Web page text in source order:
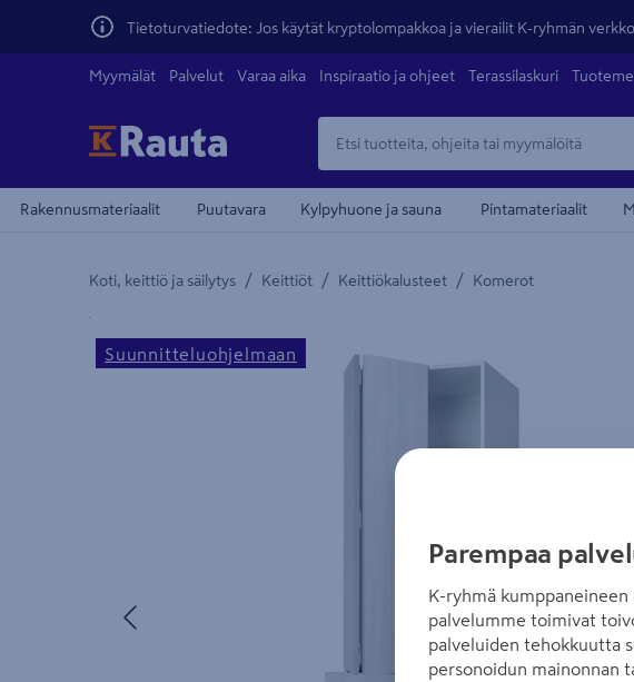
Tietoturvatiedote: Jos käytät kryptolompakkoa ja vierailit K-ryhmän
Myymälät Palvelut Varaa aika Inspiraatio ja ohjeet Terassilaskuri
Rakennusmateriaalit Puutavara Kylpyhuone ja sauna Pintamateriaalit
Koti, keittiö ja säilytys / Keittiöt / Keittiökalusteet / Komerot
Yksityiskohtainen kuvaus löytyy Tuotteen kuvaus -maamerkistä
Suunnitteluohjelmaan
Parempaa
K-ryhmä
palvelumme toimivat
palveluiden tehokkuutta
personoidun mainonnan